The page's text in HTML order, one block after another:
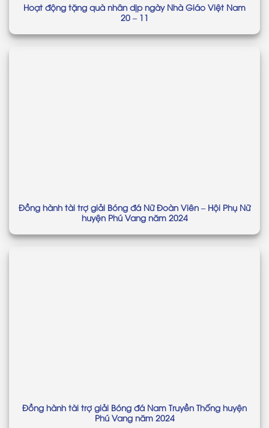
Hoạt động tặng quà nhân dịp ngày Nhà Giáo Việt Nam
20 – 11
Đồng hành tài trợ giải Bóng đá Nữ Đoàn Viên – Hội Phụ Nữ
huyện Phú Vang năm 2024
Đồng hành tài trợ giải Bóng đá Nam Truyền Thống huyện
Phú Vang năm 2024